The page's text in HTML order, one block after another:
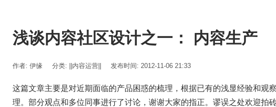
浅谈内容社区设计之一： 内容生产
作者: 伊缘 分类: ||内容运营|| 发布时间: 2012-11-06 21:33
这篇文章主要是对近期面临的产品困惑的梳理，根据已有的浅显经验和观
理。部分观点和多位同事进行了讨论，谢谢大家的指正。谬误之处欢迎拍砖